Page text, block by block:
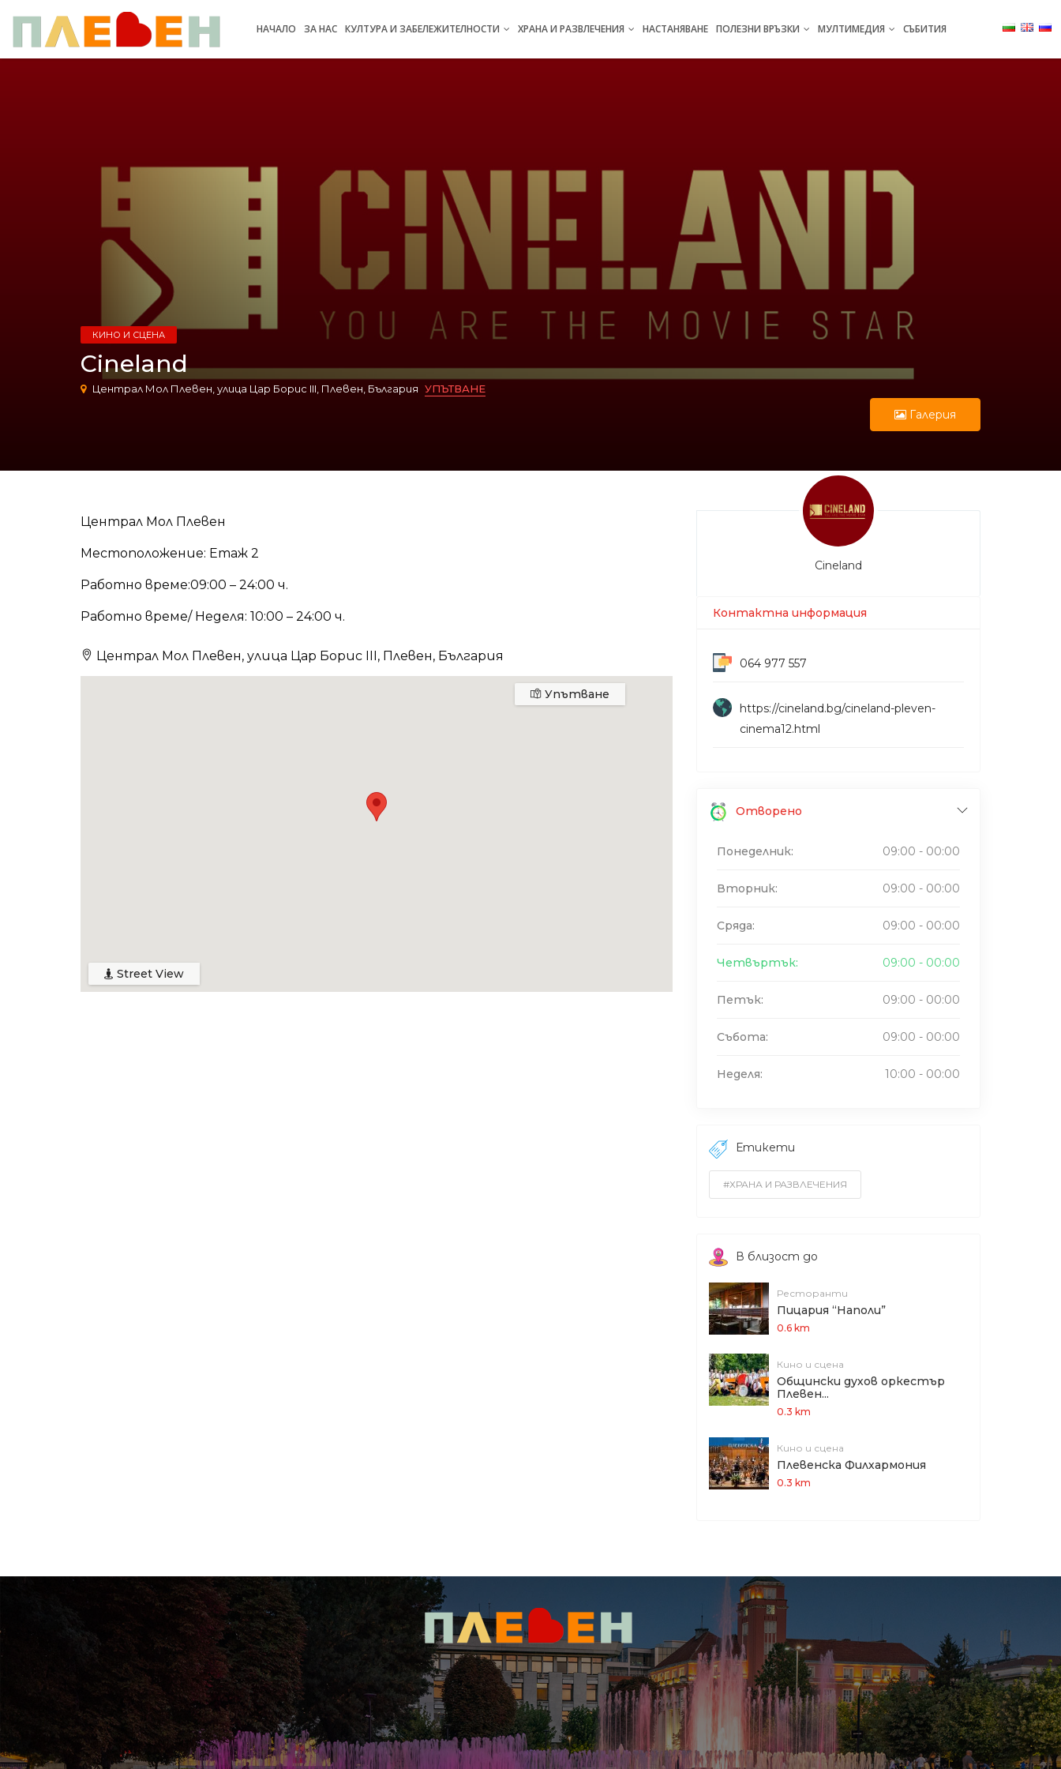
НАЧАЛО ЗА НАС КУЛТУРА И ЗАБЕЛЕЖИТЕЛНОСТИ ХРАНА И РАЗВЛЕЧЕНИЯ НАСТАНЯВAНЕ ПОЛЕЗНИ ВРЪЗКИ МУЛТИМЕДИЯ СЪБИТИЯ
КИНО И СЦЕНА
Cineland
Централ Мол Плевен, улица Цар Борис III, Плевен, България УПЪТВАНЕ
Галерия
Централ Мол Плевен
Местоположение: Eтаж 2
Работно време:09:00 – 24:00 ч.
Работно време/ Неделя: 10:00 – 24:00 ч.
Централ Мол Плевен, улица Цар Борис III, Плевен, България
Street View
Упътване
Cineland
Контактна информация
064 977 557
https://cineland.bg/cineland-pleven-
cinema12.html
Отворено
Понеделник: 09:00 - 00:00
Вторник: 09:00 - 00:00
Сряда: 09:00 - 00:00
Четвъртък: 09:00 - 00:00
Петък: 09:00 - 00:00
Събота: 09:00 - 00:00
Неделя: 10:00 - 00:00
Етикети
#ХРАНА И РАЗВЛЕЧЕНИЯ
В близост до
Ресторанти
Пицария “Наполи”
0.6 km
Кино и сцена
Общински духов оркестър
Плевен...
0.3 km
Кино и сцена
Плевенска Филхармония
0.3 km